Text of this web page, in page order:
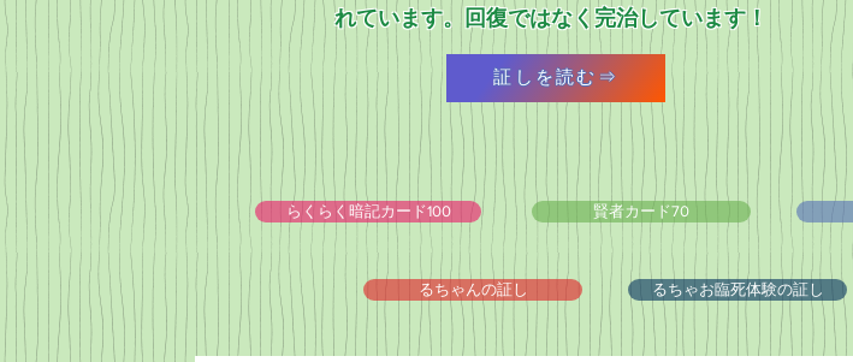
れています。回復ではなく完治しています！
証しを読む⇒
らくらく暗記カード100 賢者カード70
るちゃんの証し るちゃお臨死体験の証し